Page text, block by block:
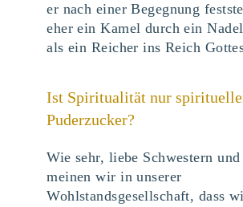
er nach einer Begegnung
eher ein Kamel durch ein
als ein Reicher ins Reich
Ist Spiritualität nur
Puderzucker?
Wie sehr, liebe Schwestern
meinen wir in unserer
Wohlstandsgesellschaft, dass